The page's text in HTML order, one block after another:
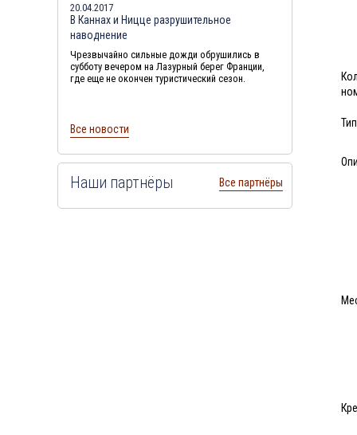
20.04.2017
В Каннах и Ницце разрушительное
наводнение
Чрезвычайно сильные дожди обрушились в
субботу вечером на Лазурный берег Франции,
где еще не окончен туристический сезон.
Все новости
Наши партнёры Все партнёры